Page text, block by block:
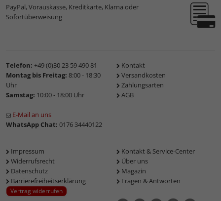
PayPal, Vorauskasse, Kreditkarte, Klarna oder
Sofortüberweisung
Telefon: +49 (0)30 23 59 490 81
Montag bis Freitag: 8:00 - 18:30
Uhr
Samstag: 10:00 - 18:00 Uhr
E-Mail an uns
WhatsApp Chat: 0176 34440122
Kontakt
Versandkosten
Zahlungsarten
AGB
Impressum
Widerrufsrecht
Datenschutz
Barrierefreiheitserklärung
Vertrag widerrufen
Kontakt & Service-Center
Über uns
Magazin
Fragen & Antworten